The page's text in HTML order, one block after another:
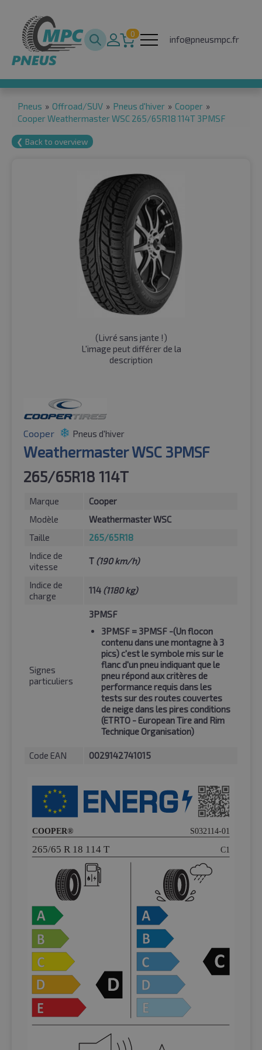
0
info@pneusmpc.fr
Pneus » Offroad/SUV » Pneus d'hiver » Cooper »
Cooper Weathermaster WSC 265/65R18 114T 3PMSF
❮ Back to overview
(Livré sans jante !)
L'image peut différer de la
description
Cooper Pneus d'hiver
Weathermaster WSC 3PMSF
265/65R18 114T
Marque
Cooper
Modèle
Weathermaster WSC
Taille
265/65R18
Indice de
vitesse
T (190 km/h)
Indice de
charge
114 (1180 kg)
Signes
particuliers
3PMSF
3PMSF = 3PMSF -(Un flocon
contenu dans une montagne à 3
pics) c'est le symbole mis sur le
flanc d'un pneu indiquant que le
pneu répond aux critères de
performance requis dans les
tests sur des routes couvertes
de neige dans les pires conditions
(ETRTO - European Tire and Rim
Technique Organisation)
Code EAN 0029142741015